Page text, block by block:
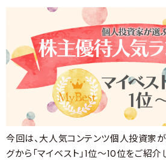
今回は、大人気コンテンツ個人投資家
グから「マイベスト」1位～10位をご紹介